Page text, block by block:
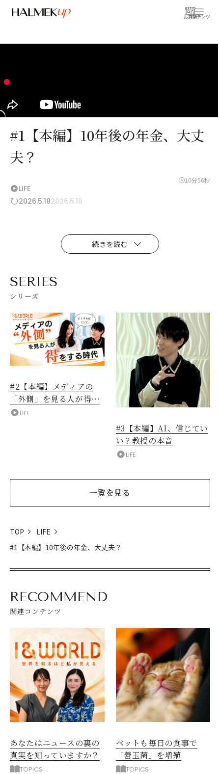
お買物
コンテンツ
#1【本編】10年後の年金、大丈
夫？
10分56秒
LIFE
2026.5.182026.5.18
続きを読む
SERIES
シリーズ
#2【本編】メディアの
「外側」を見る人が得を
する時代
LIFE
#3【本編】AI、信じてい
い？教授の本音
LIFE
一覧を見る
TOP
LIFE
#1【本編】10年後の年金、大丈夫？
RECOMMEND
関連コンテンツ
あなたはニュースの裏の
真実を知っていますか？
TOPICS
ペットも毎日の食事で
「善玉菌」を増殖
TOPICS